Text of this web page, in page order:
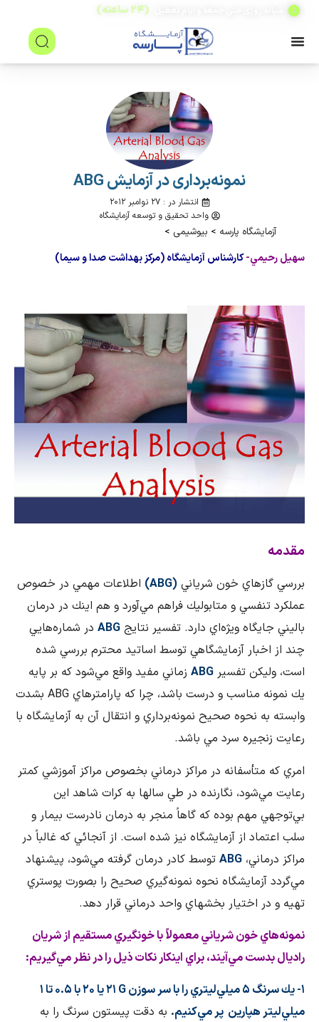
(۲۴ ساعته)
نمونه‌برداری در آزمايش ABG
انتشار در : ۲۷ نوامبر ۲۰۱۲
واحد تحقیق و توسعه آزمایشگاه
آزمایشگاه پارسه > بیوشیمی >
سهيل رحيمي-كارشناس آزمايشگاه (مركز بهداشت صدا و سيما)
مقدمه
بررسي گازهاي خون شرياني (
ABG
) اطلاعات مهمي در خصوص
عملكرد تنفسي و متابوليك فراهم مي‌آورد و هم اينك در درمان
باليني جايگاه ويژه‌اي دارد. تفسير نتايج ABG در شماره‌هايي
چند از اخبار آزمايشگاهي توسط اساتيد محترم بررسي شده
است، وليكن تفسير ABG زماني مفيد واقع مي‌شود كه بر پايه
يك نمونه مناسب و درست باشد، چرا كه پارامترهاي ABG بشدت
وابسته به نحوه صحيح نمونه‌برداري و انتقال آن به آزمايشگاه با
رعايت زنجيره سرد مي باشد.
امري كه متأسفانه در مراكز درماني بخصوص مراكز آموزشي كمتر
رعايت مي‌شود، نگارنده در طي سالها به كرات شاهد اين
بي‌توجهي مهم بوده كه گاهاً منجر به درمان نادرست بيمار و
سلب اعتماد از آزمايشگاه نيز شده است. از آنجائي كه غالباً در
مراكز درماني، ABG توسط كادر درمان گرفته مي‌شود، پيشنهاد
مي‌گردد آزمايشگاه نحوه نمونه‌گيري صحيح را بصورت پوستري
تهيه و در اختيار بخشهاي واحد درماني قرار دهد.
نمونه‌هاي خون شرياني معمولاً با خونگيري مستقيم از شريان
راديال بدست مي‌آيند، براي اينكار نكات ذيل را در نظر مي‌گيريم:
۱- يك سرنگ ۵ ميلي‌ليتري را با سر سوزن
G
۲۱ يا ۲۰ با ۰.۵ تا ۱
ميلي‌ليتر هپارين پر مي‌كنيم. به دقت پيستون سرنگ را به